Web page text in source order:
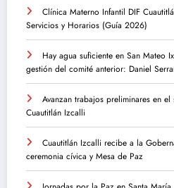
Clínica Materno Infantil DIF
Servicios y Horarios (Guía 2026)
Hay agua suficiente en San Mateo
gestión del comité anterior: Daniel
Avanzan trabajos preliminares en
Cuautitlán Izcalli
Cuautitlán Izcalli recibe a la
ceremonia cívica y Mesa de Paz